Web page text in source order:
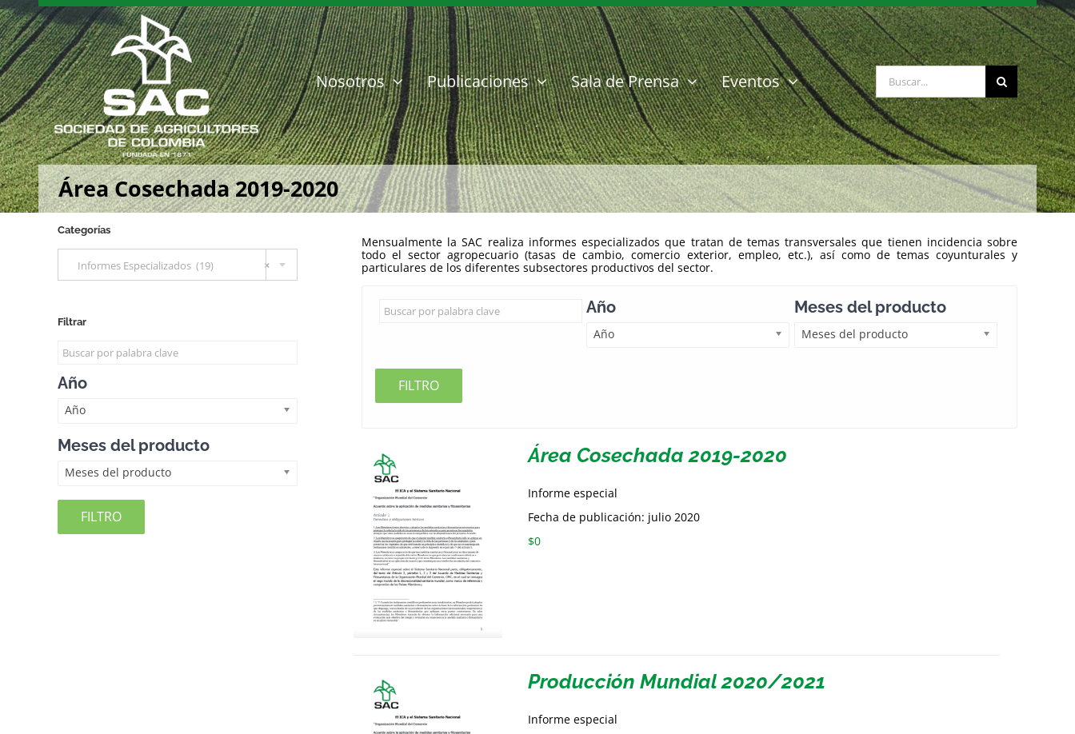
Saltar
al
contenido
Nosotros Publicaciones Sala de Prensa Eventos Buscar:
Área Cosechada 2019-2020
Mensualmente la SAC realiza informes especializados que tratan de temas transversales que tienen incidencia sobre
todo el sector agropecuario (tasas de cambio, comercio exterior, empleo, etc.), así como de temas coyunturales y
particulares de los diferentes subsectores productivos del sector.
Año
Año
Meses del producto
Meses del producto
FILTRO
Área Cosechada 2019-2020
Informe especial
Fecha de publicación: julio 2020
$0
Producción Mundial 2020/2021
Informe especial
Categorías
×
Informes Especializados (19)
Filtrar
Año
Año
Meses del producto
Meses del producto
FILTRO